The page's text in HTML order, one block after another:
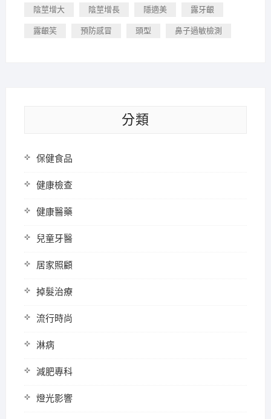
陰莖增大 陰莖增長 隱適美 露牙齦
露齦笑 預防感冒 頭型 鼻子過敏檢測
分類
保健食品
健康檢查
健康醫藥
兒童牙醫
居家照顧
掉髮治療
流行時尚
淋病
減肥專科
燈光影響